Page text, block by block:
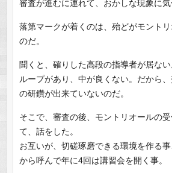
審査が進むに連れて、おかしな現象に気
落第マークが着くのは、殆どがモント
のだ。
聞くと、確りした高段の指導者が居な
ループがあり、中が良くない。だから
の研鑽が出来ていないのだ。
そこで、審査の後、モントリオールの
て、話をした。
お互いが、切磋琢磨できる環境を作る
から呼んで年に4回は講習会を開く事。